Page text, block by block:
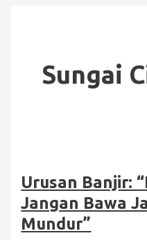
Sungai
Urusan Banjir:
Jangan Bawa
Mundur”